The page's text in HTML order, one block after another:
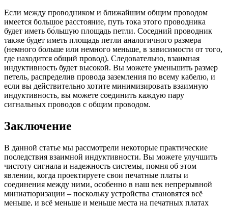
Если между проводником и ближайшим общим проводом
имеется большое расстояние, путь тока этого проводника
будет иметь бо́льшую площадь петли. Соседний проводник
также будет иметь площадь петли аналогичного размера
(немного больше или немного меньше, в зависимости от того,
где находится общий провод). Следовательно, взаимная
индуктивность будет высокой. Вы можете уменьшить размер
петель, распределив провода заземления по всему кабелю, и
если вы действительно хотите минимизировать взаимную
индуктивность, вы можете соединить каждую пару
сигнальных проводов с общим проводом.
Заключение
В данной статье мы рассмотрели некоторые практические
последствия взаимной индуктивности. Вы можете улучшить
чистоту сигнала и надежность системы, помня об этом
явлении, когда проектируете свои печатные платы и
соединения между ними, особенно в наш век непрерывной
миниатюризации – поскольку устройства становятся всё
меньше, и всё меньше и меньше места на печатных платах